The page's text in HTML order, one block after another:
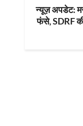
न्यूज़ अपडेट:
फंसे, SDRF